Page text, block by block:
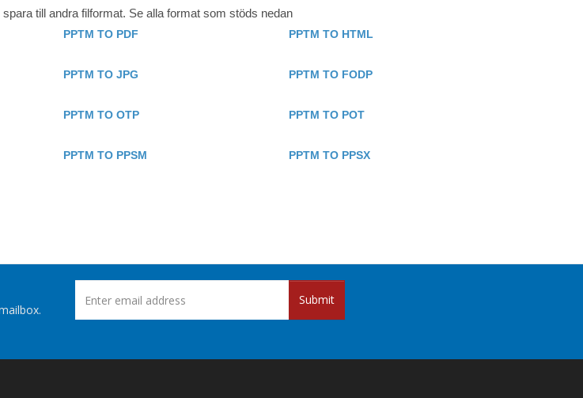
till andra filformat. Se alla format som stöds nedan
PPTM TO PDF PPTM TO HTML
PPTM TO JPG PPTM TO FODP
PPTM TO OTP PPTM TO POT
PPTM TO PPSM PPTM TO PPSX
Submit